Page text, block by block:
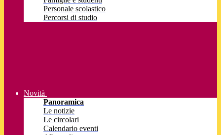
Personale scolastico
Percorsi di studio
Novità
Panoramica
Le notizie
Le circolari
Calendario eventi